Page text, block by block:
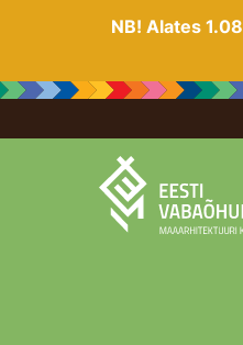
NB! Alates 1.08